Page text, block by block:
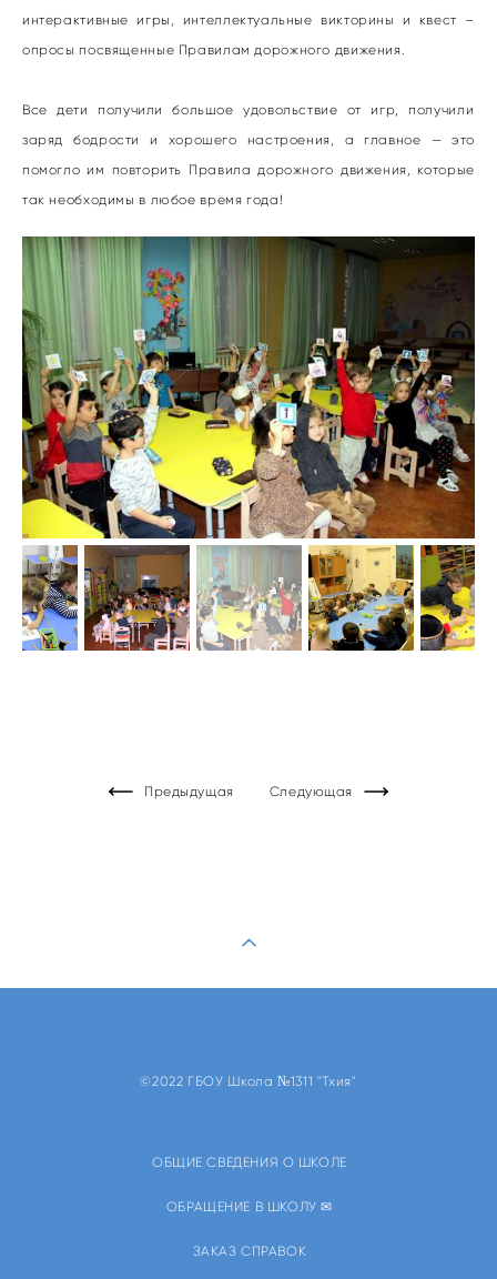
интерактивные игры, интеллектуальные викторины и квест –
опросы посвященные Правилам дорожного движения.
Все дети получили большое удовольствие от игр, получили
заряд бодрости и хорошего настроения, а главное — это
помогло им повторить Правила дорожного движения, которые
так необходимы в любое время года!
Предыдущая Следующая
©2022 ГБОУ Школа №1311 "Тхия"
ОБЩИЕ СВЕДЕНИЯ О ШКОЛЕ
ОБРАЩЕНИЕ В ШКОЛУ ✉
ЗАКАЗ СПРАВОК